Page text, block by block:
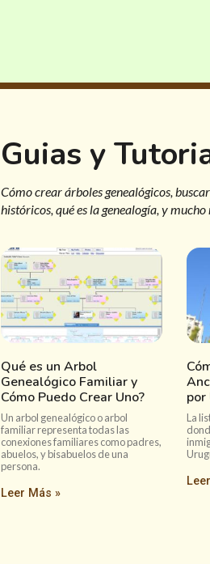
Guias y
Cómo crear árboles genealógicos,
históricos, qué es la genealogía, y mucho
Qué es un Arbol
Genealógico Familiar y
Cómo Puedo Crear Uno?
Un arbol genealógico o arbol
familiar representa todas las
conexiones familiares como padres,
abuelos, y bisabuelos de una
persona.
Leer Más »
por
La